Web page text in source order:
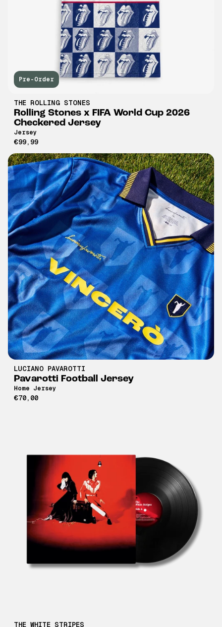
THE ROLLING STONES
Rolling Stones x FIFA World Cup 2026
Checkered Jersey
Jersey
€99,99
Pre-Order
LUCIANO PAVAROTTI
Pavarotti Football Jersey
Home Jersey
€70,00
THE WHITE STRIPES